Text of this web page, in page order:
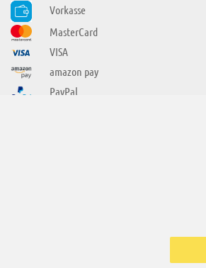
Vorkasse
MasterCard
VISA
amazon pay
PayPal